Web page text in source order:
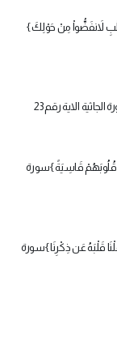
لاَنفَضُّواْ مِنْ حَوْلِكَ }
الاية رقم 23
قُلُوبَهُمْ قَاسِيَةً }سورة
قَلْبَهُ عَن ذِكْرِنَا }سورة